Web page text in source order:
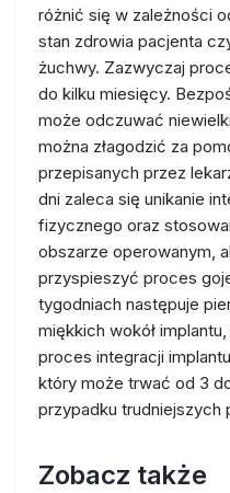
różnić się w zależności
stan zdrowia pacjenta
żuchwy. Zazwyczaj
do kilku miesięcy.
może odczuwać
można złagodzić za
przepisanych przez
dni zaleca się unikanie
fizycznego oraz
obszarze operowanym,
przyspieszyć proces
tygodniach następuje
miękkich wokół
proces integracji
który może trwać od 3
przypadku trudniejszych
Zobacz także